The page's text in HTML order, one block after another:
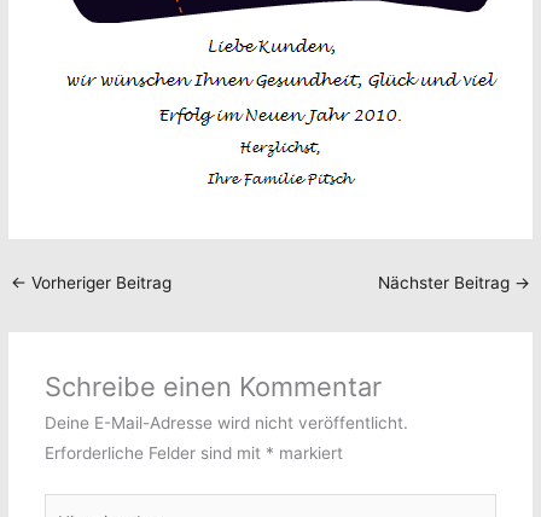
← Vorheriger Beitrag Nächster Beitrag →
Schreibe einen Kommentar
Deine E-Mail-Adresse wird nicht veröffentlicht.
Erforderliche Felder sind mit * markiert